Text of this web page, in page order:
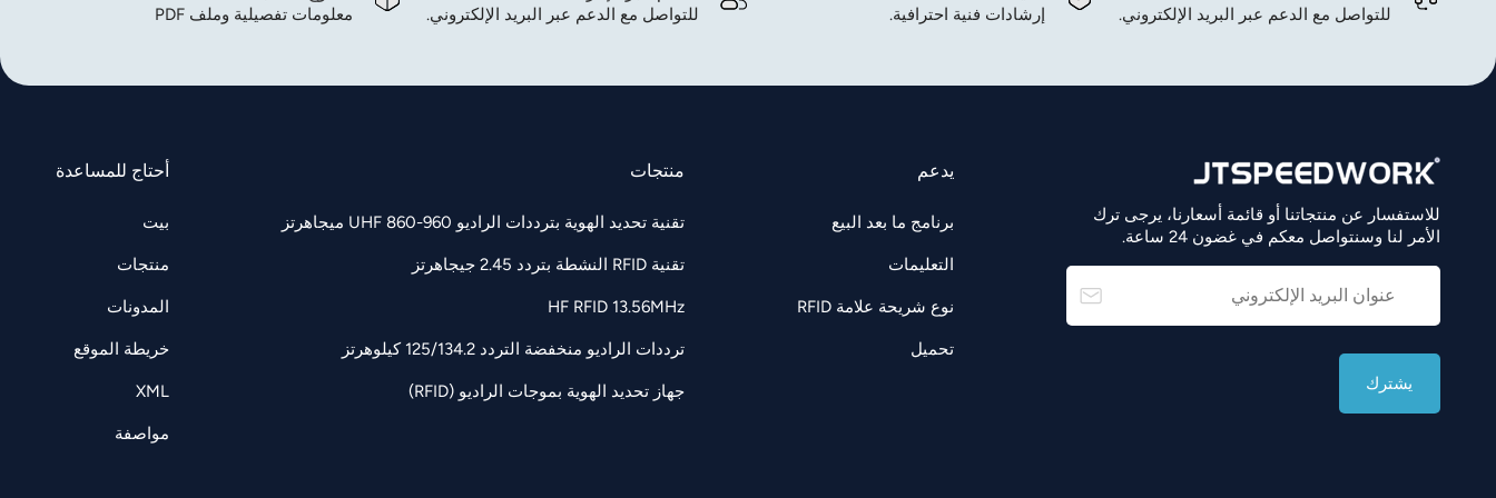
معلومات تفصيلية وملف PDF للتواصل مع الدعم عبر البريد الإلكتروني. إرشادات فنية احترافية. للتواصل مع الدعم عبر البريد الإلكتروني.
للاستفسار عن منتجاتنا أو قائمة أسعارنا، يرجى ترك
الأمر لنا وسنتواصل معكم في غضون 24 ساعة.
يدعم
برنامج ما بعد البيع
التعليمات
نوع شريحة علامة RFID
تحميل
منتجات
تقنية تحديد الهوية بترددات الراديو UHF 860-960 ميجاهرتز
تقنية RFID النشطة بتردد 2.45 جيجاهرتز
HF RFID 13.56MHz
ترددات الراديو منخفضة التردد 125/134.2 كيلوهرتز
جهاز تحديد الهوية بموجات الراديو (RFID)
أحتاج للمساعدة
بيت
منتجات
المدونات
خريطة الموقع
XML
مواصفة